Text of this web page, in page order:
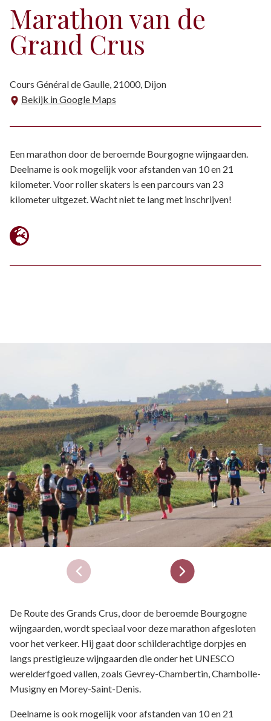
Marathon van de
Grand Crus
Cours Général de Gaulle, 21000, Dijon
Bekijk in Google Maps
Een marathon door de beroemde Bourgogne wijngaarden.
Deelname is ook mogelijk voor afstanden van 10 en 21
kilometer. Voor roller skaters is een parcours van 23
kilometer uitgezet. Wacht niet te lang met inschrijven!
De Route des Grands Crus, door de beroemde Bourgogne
wijngaarden, wordt speciaal voor deze marathon afgesloten
voor het verkeer. Hij gaat door schilderachtige dorpjes en
langs prestigieuze wijngaarden die onder het UNESCO
werelderfgoed vallen, zoals Gevrey-Chambertin, Chambolle-
Musigny en Morey-Saint-Denis.
Deelname is ook mogelijk voor afstanden van 10 en 21